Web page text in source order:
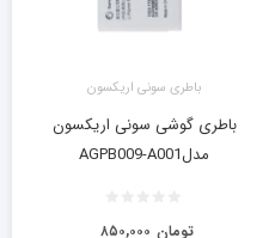
باطری سونی اریکسون
باطری گوشی سونی اریکسون
مدلAGPB009-A001
۸۵۰,۰۰۰ تومان